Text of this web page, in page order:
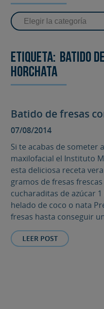
Etiqueta: Batido
horchata
Batido de fresas
07/08/2014
Si te acabas de someter
maxilofacial el Instituto
esta deliciosa receta
gramos de fresas
cucharaditas de azúcar
helado de coco o nata
fresas hasta conseguir
LEER POST